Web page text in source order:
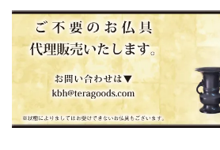
五条袈裟
色衣・裳附
黒衣・直綴
五条袈裟
黒衣・直綴
白衣・色服
中啓・扇子
記念品・おつかいも
の
卓類・常香盤・礼盤
灯明具・灯明準備用
品
土香炉・香炉台・香
盒